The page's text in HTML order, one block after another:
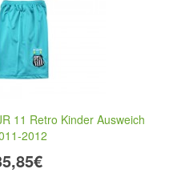
11 Retro Kinder Ausweich
2012